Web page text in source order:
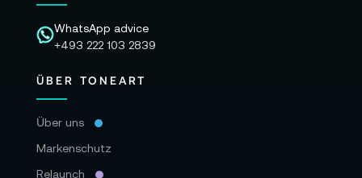
WhatsApp advice
+493 222 103 2839
ÜBER TONEART
Über uns
Markenschutz
Relaunch